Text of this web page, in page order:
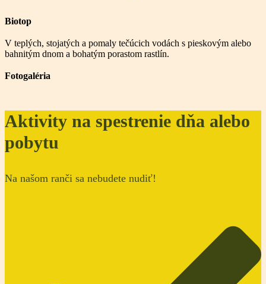
Biotop
V teplých, stojatých a pomaly tečúcich vodách s pieskovým alebo
bahnitým dnom a bohatým porastom rastlín.
Fotogaléria
Aktivity na spestrenie dňa alebo
pobytu
Na našom ranči sa nebudete nudiť!